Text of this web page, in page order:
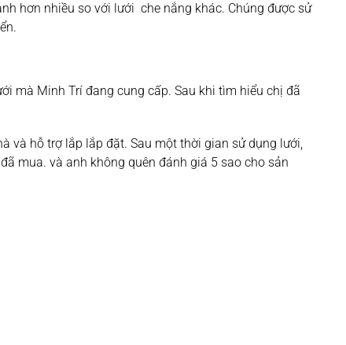
hơn nhiều so với lưới che nắng khác. Chúng được sử
mà Minh Trí đang cung cấp. Sau khi tìm hiểu chị đã
và hỗ trợ lắp lắp đặt. Sau một thời gian sử dụng lưới,
mua. và anh không quên đánh giá 5 sao cho sản